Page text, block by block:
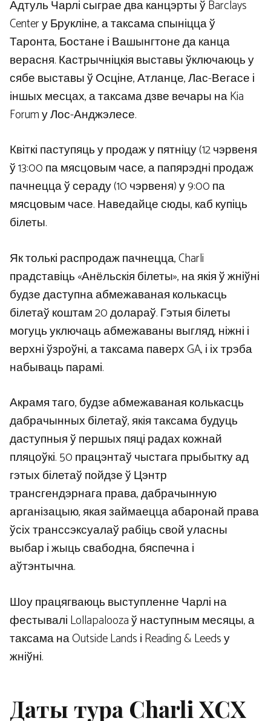
Адтуль Чарлі сыграе два канцэрты ў Barclays
Center у Брукліне, а таксама спыніцца ў
Таронта, Бостане і Вашынгтоне да канца
верасня. Кастрычніцкія выставы ўключаюць у
сябе выставы ў Осціне, Атланце, Лас-Вегасе і
іншых месцах, а таксама дзве вечары на Kia
Forum у Лос-Анджэлесе.
Квіткі паступяць у продаж у пятніцу (12 чэрвеня
ў 13:00 па мясцовым часе, а папярэдні продаж
пачнецца ў сераду (10 чэрвеня) у 9:00 па
мясцовым часе. Наведайце сюды, каб купіць
білеты.
Як толькі распродаж пачнецца, Charli
прадставіць «Анёльскія білеты», на якія ў жніўні
будзе даступна абмежаваная колькасць
білетаў коштам 20 долараў. Гэтыя білеты
могуць уключаць абмежаваны выгляд, ніжні і
верхні ўзроўні, а таксама паверх GA, і іх трэба
набываць парамі.
Акрамя таго, будзе абмежаваная колькасць
дабрачынных білетаў, якія таксама будуць
даступныя ў першых пяці радах кожнай
пляцоўкі. 50 працэнтаў чыстага прыбытку ад
гэтых білетаў пойдзе ў Цэнтр
трансгендэрнага права, дабрачынную
арганізацыю, якая займаецца абаронай права
ўсіх транссэксуалаў рабіць свой уласны
выбар і жыць свабодна, бяспечна і
аўтэнтычна.
Шоу працягваюць выступленне Чарлі на
фестывалі Lollapalooza ў наступным месяцы, а
таксама на Outside Lands і Reading & Leeds у
жніўні.
Даты тура Charli XCX